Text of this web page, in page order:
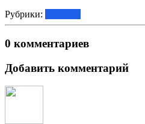
Рубрики:
0 комментариев
Добавить комментарий